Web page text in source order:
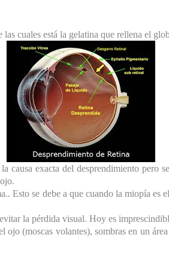
cuales está la gelatina que rellena el
causa exacta del desprendimiento
Esto se debe a que cuando la miopía
la pérdida visual. Hoy es
(moscas volantes), sombras en un